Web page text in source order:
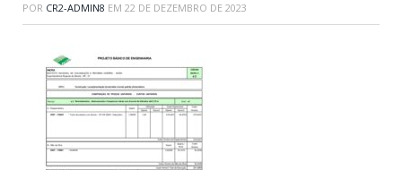
POR CR2-ADMIN8 EM 22 DE DEZEMBRO DE 2023